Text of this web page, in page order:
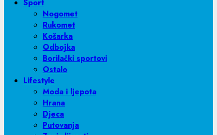
Sport
Nogomet
Rukomet
Košarka
Odbojka
Borilački sportovi
Ostalo
Lifestyle
Moda i ljepota
Hrana
Djeca
Putovanja